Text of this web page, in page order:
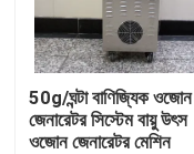
50g/ঘন্টা বাণিজ্যিক ওজোন
জেনারেটর সিস্টেম বায়ু উৎস
ওজোন জেনারেটর মেশিন